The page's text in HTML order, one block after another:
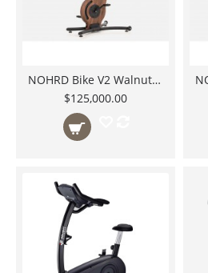
NOHRD Bike V2 Walnut Bicicleta Estática de Madera – Distribuidor México
$125,000.00